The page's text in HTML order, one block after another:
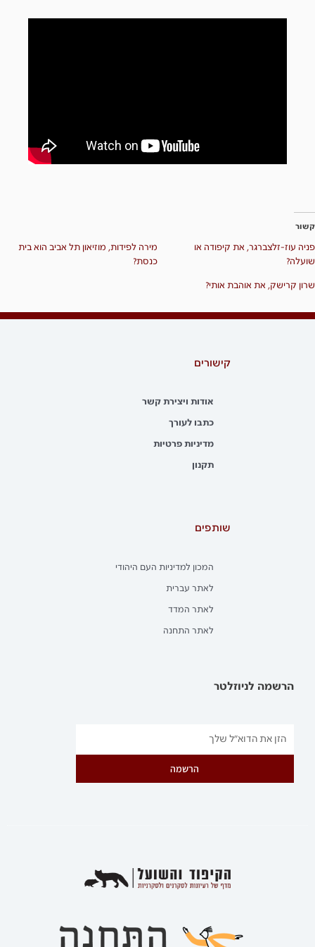
קשור
פניה עוז-זלצברגר, את קיפודה או
שועלה?
מירה לפידות, מוזיאון תל אביב הוא בית
כנסת?
שרון קרישק, את אוהבת אותי?
קישורים
אודות ויצירת קשר
כתבו לעורך
מדיניות פרטיות
תקנון
שותפים
המכון למדיניות העם היהודי
לאתר עברית
לאתר המדד
לאתר התחנה
הרשמה לניוזלטר
הרשמה